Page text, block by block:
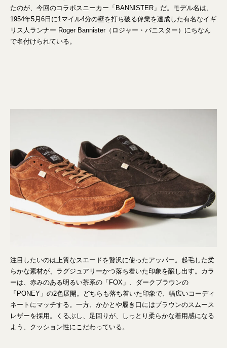
たのが、今回のコラボスニーカー「BANNISTER」だ。モデル名は、
1954年5月6日に1マイル4分の壁を打ち破る偉業を達成した有名なイギ
リス人ランナー Roger Bannister（ロジャー・バニスター）にちなん
で名付けられている。
注目したいのは上質なスエードを贅沢に使ったアッパー。起毛した柔
らかな素材が、ラグジュアリーかつ落ち着いた印象を醸し出す。カラ
ーは、赤みのある明るい茶系の「FOX」、ダークブラウンの
「PONEY」の2色展開。どちらも落ち着いた印象で、幅広いコーディ
ネートにマッチする。一方、かかとや履き口にはブラウンのスムース
レザーを採用。くるぶし、足回りが、しっとり柔らかな着用感になる
よう、クッション性にこだわっている。